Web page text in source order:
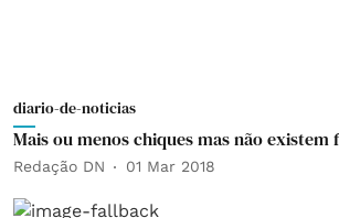
diario-de-noticias
Mais ou menos chiques mas não existem
Redação DN 01 Mar 2018